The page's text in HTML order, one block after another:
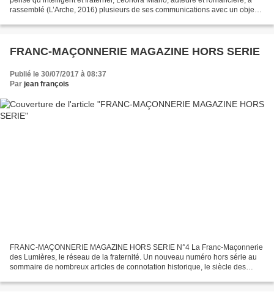
rassemblé (L’Arche, 2016) plusieurs de ses communications avec un objectif
FRANC-MAÇONNERIE MAGAZINE HORS SERIE
Publié le 30/07/2017 à 08:37
Par jean françois
FRANC-MAÇONNERIE MAGAZINE HORS SERIE N°4 La Franc-Maçonnerie
des Lumières, le réseau de la fraternité. Un nouveau numéro hors série au
sommaire de nombreux articles de connotation historique, le siècle des